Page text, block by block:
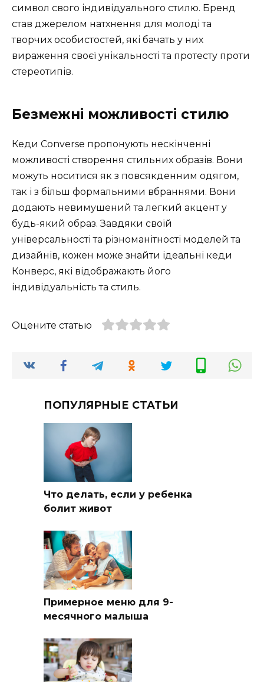
символ свого індивідуального стилю. Бренд
став джерелом натхнення для молоді та
творчих особистостей, які бачать у них
вираження своєї унікальності та протесту проти
стереотипів.
Безмежні можливості стилю
Кеди Converse пропонують нескінченні
можливості створення стильних образів. Вони
можуть носитися як з повсякденним одягом,
так і з більш формальними вбраннями. Вони
додають невимушений та легкий акцент у
будь-який образ. Завдяки своїй
універсальності та різноманітності моделей та
дизайнів, кожен може знайти ідеальні кеди
Конверс, які відображають його
індивідуальність та стиль.
Оцените статью
ПОПУЛЯРНЫЕ СТАТЬИ
Что делать, если у ребенка
болит живот
Примерное меню для 9-
месячного малыша